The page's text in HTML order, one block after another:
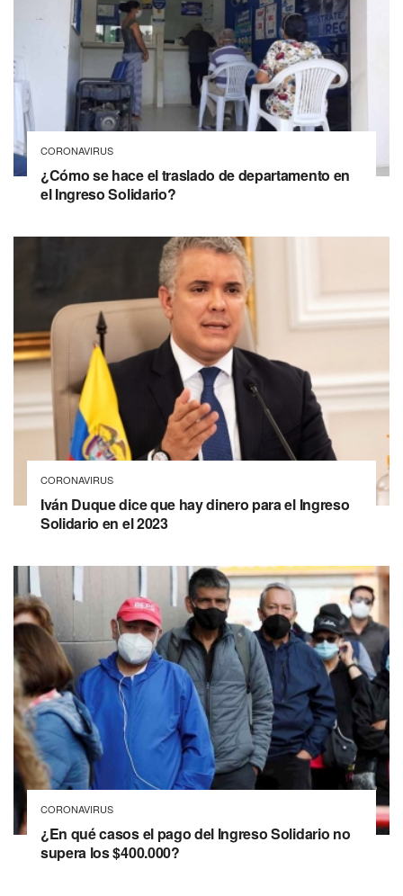
CORONAVIRUS
¿Cómo se hace el traslado de departamento en
el Ingreso Solidario?
CORONAVIRUS
Iván Duque dice que hay dinero para el Ingreso
Solidario en el 2023
CORONAVIRUS
¿En qué casos el pago del Ingreso Solidario no
supera los $400.000?